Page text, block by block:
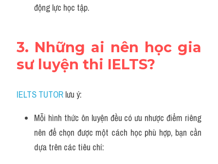
động lực học tập.
3. Những ai nên học gia
sư luyện thi IELTS?
IELTS TUTOR lưu ý:
Mỗi hình thức ôn luyện đều có ưu nhược điểm riêng
nên để chọn được một cách học phù hợp, bạn cần
dựa trên các tiêu chí: